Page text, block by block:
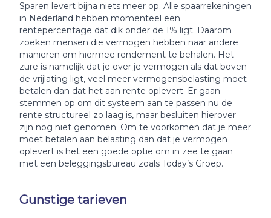
Sparen levert bijna niets meer op. Alle spaarrekeningen
in Nederland hebben momenteel een
rentepercentage dat dik onder de 1% ligt. Daarom
zoeken mensen die vermogen hebben naar andere
manieren om hiermee rendement te behalen. Het
zure is namelijk dat je over je vermogen als dat boven
de vrijlating ligt, veel meer vermogensbelasting moet
betalen dan dat het aan rente oplevert. Er gaan
stemmen op om dit systeem aan te passen nu de
rente structureel zo laag is, maar besluiten hierover
zijn nog niet genomen. Om te voorkomen dat je meer
moet betalen aan belasting dan dat je vermogen
oplevert is het een goede optie om in zee te gaan
met een beleggingsbureau zoals Today’s Groep.
Gunstige tarieven